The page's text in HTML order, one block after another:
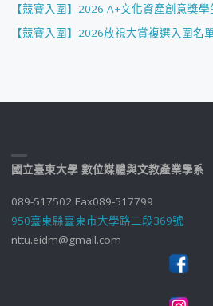
【競賽入圍】2026 A+文化資產創意獎
【競賽入圍】2026放視大賞複選入圍名
國立臺東大學 數位媒體與文教產業學系
089-517502 Fax089-517799
950臺東縣臺東市大學路二段369號
nttu.eidm@gmail.com